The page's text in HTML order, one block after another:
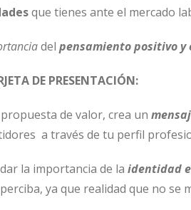
que tienes ante el mercado
del pensamiento positivo
DE PRESENTACIÓN:
de valor, crea un
a través de tu perfil
la importancia de la identidad
ya que realidad que no